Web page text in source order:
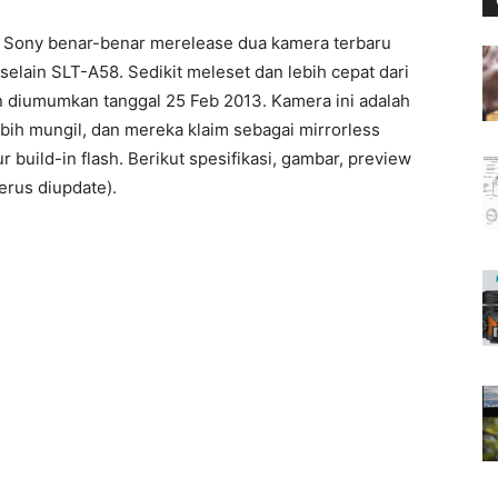
Sony benar-benar merelease dua kamera terbaru
SLT-A58. Sedikit meleset dan lebih cepat dari
tanggal 25 Feb 2013. Kamera ini adalah
mungil, dan mereka klaim sebagai mirrorless
build-in flash. Berikut spesifikasi, gambar, preview
diupdate).